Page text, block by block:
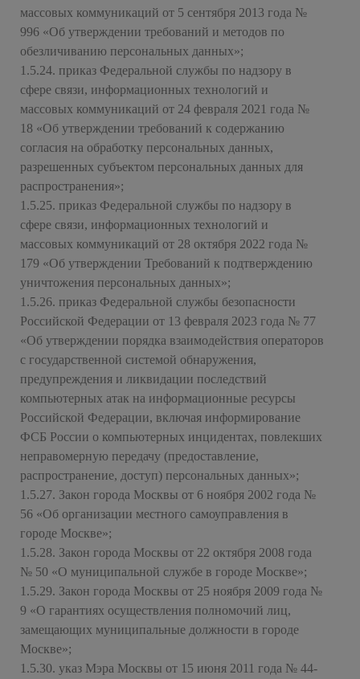
массовых коммуникаций от 5 сентября 2013 года №
996 «Об утверждении требований и методов по
обезличиванию персональных данных»;
1.5.24. приказ Федеральной службы по надзору в
сфере связи, информационных технологий и
массовых коммуникаций от 24 февраля 2021 года №
18 «Об утверждении требований к содержанию
согласия на обработку персональных данных,
разрешенных субъектом персональных данных для
распространения»;
1.5.25. приказ Федеральной службы по надзору в
сфере связи, информационных технологий и
массовых коммуникаций от 28 октября 2022 года №
179 «Об утверждении Требований к подтверждению
уничтожения персональных данных»;
1.5.26. приказ Федеральной службы безопасности
Российской Федерации от 13 февраля 2023 года № 77
«Об утверждении порядка взаимодействия операторов
с государственной системой обнаружения,
предупреждения и ликвидации последствий
компьютерных атак на информационные ресурсы
Российской Федерации, включая информирование
ФСБ России о компьютерных инцидентах, повлекших
неправомерную передачу (предоставление,
распространение, доступ) персональных данных»;
1.5.27. Закон города Москвы от 6 ноября 2002 года №
56 «Об организации местного самоуправления в
городе Москве»;
1.5.28. Закон города Москвы от 22 октября 2008 года
№ 50 «О муниципальной службе в городе Москве»;
1.5.29. Закон города Москвы от 25 ноября 2009 года №
9 «О гарантиях осуществления полномочий лиц,
замещающих муниципальные должности в городе
Москве»;
1.5.30. указ Мэра Москвы от 15 июня 2011 года № 44-